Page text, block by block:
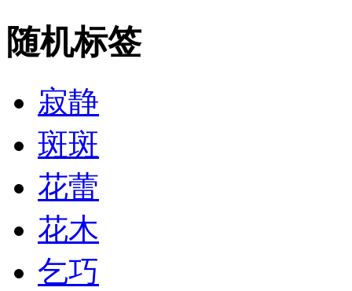
随机标签
寂静
斑斑
花蕾
花木
乞巧